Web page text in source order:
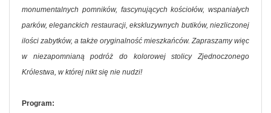
monumentalnych pomników, fascynujących kościołów, wspaniałych
parków, eleganckich restauracji, ekskluzywnych butików, niezliczonej
ilości zabytków, a także oryginalność mieszkańców. Zapraszamy więc
w niezapomnianą podróż do kolorowej stolicy Zjednoczonego
Królestwa, w której nikt się nie nudzi!
Program: